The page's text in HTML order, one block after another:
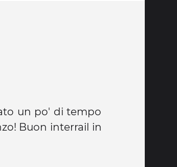
un po' di tempo
Buon interrail in